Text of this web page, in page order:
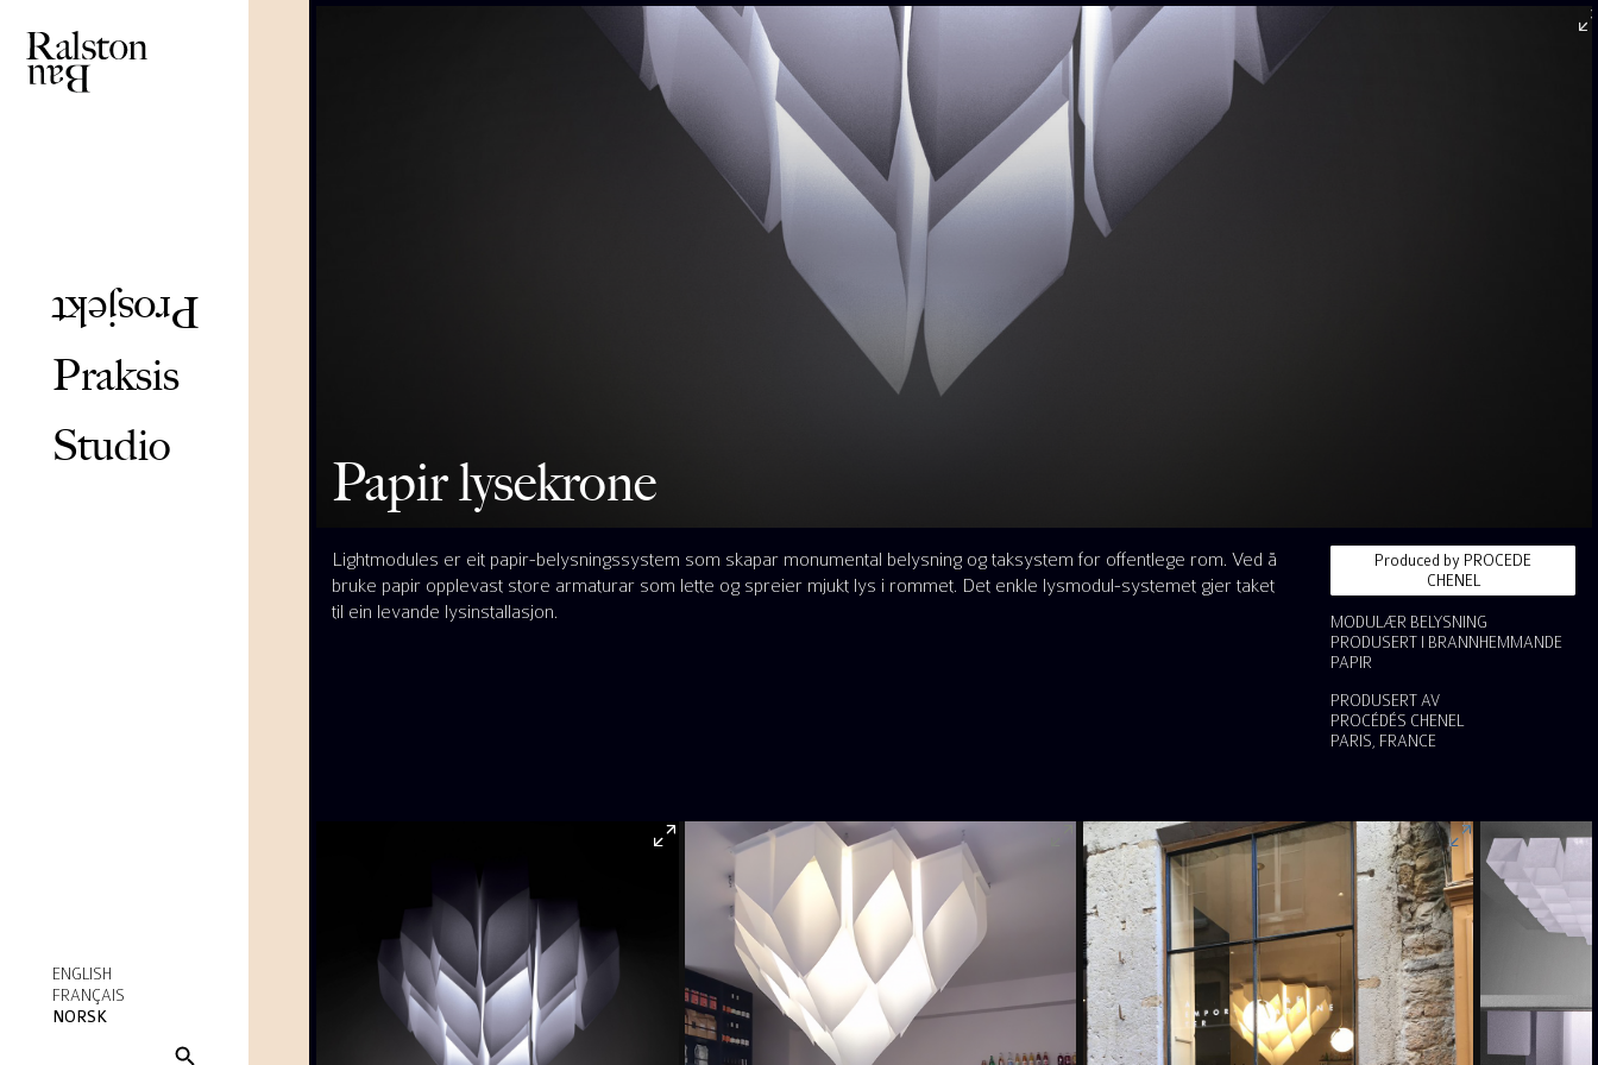
Prosjekt
Praksis
Studio
ENGLISH
FRANÇAIS
NORSK
Papir lysekrone
Produced by PROCEDE
CHENEL
MODULÆR BELYSNING
PRODUSERT I BRANNHEMMANDE
PAPIR
PRODUSERT AV
PROCÉDÉS CHENEL
PARIS, FRANCE
Lightmodules er eit papir-belysningssystem som skapar monumental belysning og taksystem for offentlege rom. Ved å
bruke papir opplevast store armaturar som lette og spreier mjukt lys i rommet. Det enkle lysmodul-systemet gjer taket
til ein levande lysinstallasjon.